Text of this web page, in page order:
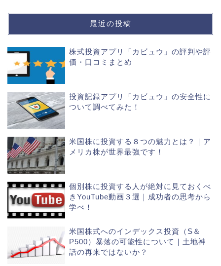
最近の投稿
株式投資アプリ「カビュウ」の評判や評
価・口コミまとめ
投資記録アプリ「カビュウ」の安全性に
ついて調べてみた！
米国株に投資する８つの魅力とは？｜ア
メリカ株が世界最強です！
個別株に投資する人が絶対に見ておくべ
きYouTube動画３選｜成功者の思考から
学べ！
米国株式へのインデックス投資（S＆
P500）暴落の可能性について｜土地神
話の再来ではないか？